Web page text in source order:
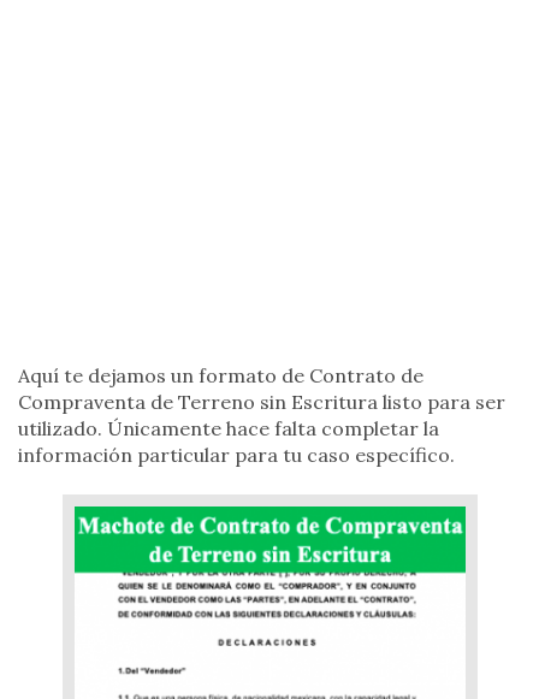
Aquí te dejamos un formato de Contrato de
Compraventa de Terreno sin Escritura listo para ser
utilizado. Únicamente hace falta completar la
información particular para tu caso específico.